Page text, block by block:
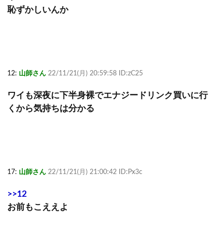
恥ずかしいんか
12: 山師さん 22/11/21(月) 20:59:58 ID:zC25
ワイも深夜に下半身裸でエナジードリンク買いに行
くから気持ちは分かる
17: 山師さん 22/11/21(月) 21:00:42 ID:Px3c
>>12
お前もこええよ